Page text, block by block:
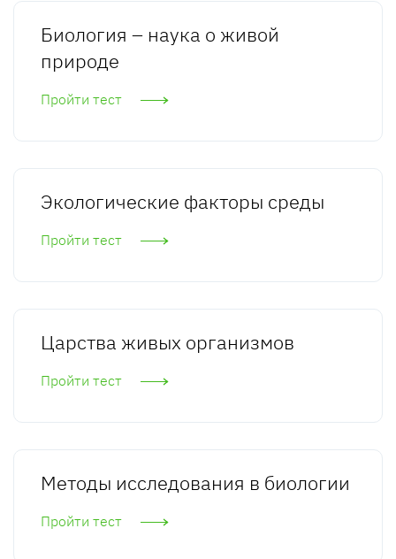
Биология – наука о живой
природе
Пройти тест
Экологические факторы среды
Пройти тест
Царства живых организмов
Пройти тест
Методы исследования в биологии
Пройти тест